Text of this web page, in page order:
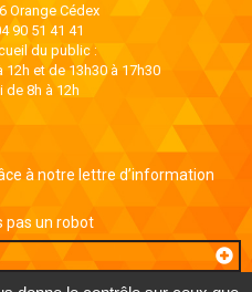
Orange Cédex
90 51 41 41
du public :
12h et de 13h30 à 17h30
de 8h à 12h
à notre lettre d’information
pas un robot
Email